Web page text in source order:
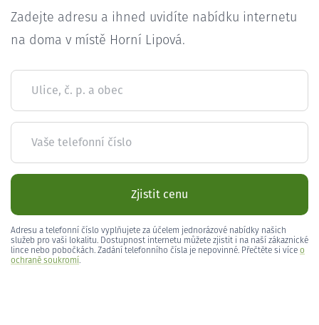
Zadejte adresu a ihned uvidíte nabídku internetu
na doma v místě Horní Lipová.
Ulice, č. p. a obec
Vaše telefonní číslo
Zjistit cenu
Adresu a telefonní číslo vyplňujete za účelem jednorázové nabídky našich
služeb pro vaši lokalitu. Dostupnost internetu můžete zjistit i na naší zákaznické
lince nebo pobočkách. Zadání telefonního čísla je nepovinné. Přečtěte si více o
ochraně soukromí.